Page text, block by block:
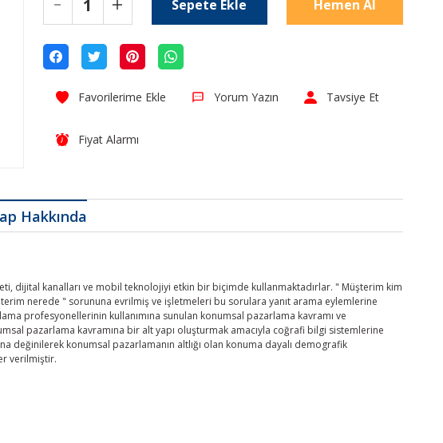
Sepete Ekle Hemen Al
Yorum Yazın Tavsiye Et
Fiyat Alarmı
Hakkında
dijital kanalları ve mobil teknolojiyi etkin bir biçimde kullanmaktadırlar. " Müşterim kim
nerede " sorununa evrilmiş ve işletmeleri bu sorulara yanıt arama eylemlerine
profesyonellerinin kullanımına sunulan konumsal pazarlama kavramı ve
pazarlama kavramına bir alt yapı oluşturmak amacıyla coğrafi bilgi sistemlerine
değinilerek konumsal pazarlamanın altlığı olan konuma dayalı demografik
verilmiştir.